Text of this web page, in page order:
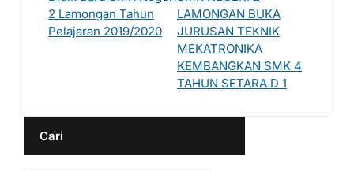
2 Lamongan Tahun
Pelajaran 2019/2020
LAMONGAN BUKA
JURUSAN TEKNIK
MEKATRONIKA
KEMBANGKAN SMK 4
TAHUN SETARA D 1
Cari